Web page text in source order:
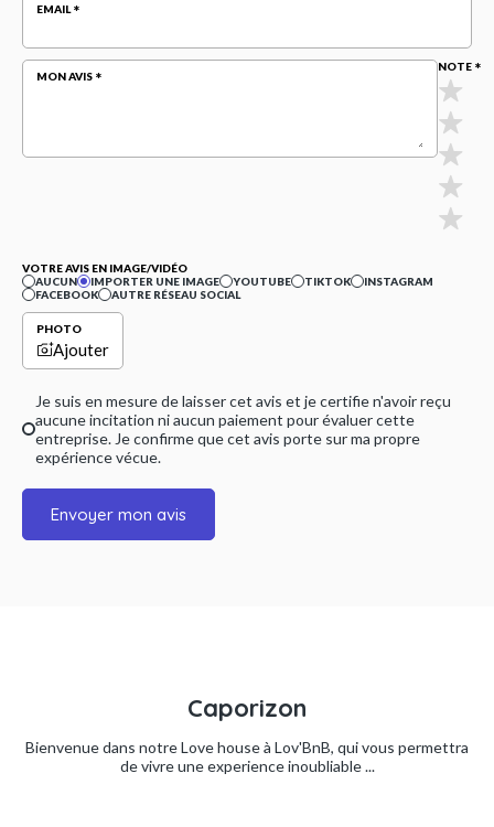
EMAIL
MON AVIS
NOTE
VOTRE AVIS EN IMAGE/VIDÉO
AUCUN
IMPORTER UNE IMAGE YOUTUBE TIKTOK
INSTAGRAM
FACEBOOK
AUTRE RÉSEAU SOCIAL
PHOTO
Ajouter
Je suis en mesure de laisser cet avis et je certifie n'avoir reçu
aucune incitation ni aucun paiement pour évaluer cette
entreprise. Je confirme que cet avis porte sur ma propre
expérience vécue.
Envoyer mon avis
Caporizon
Bienvenue dans notre Love house à Lov'BnB, qui vous permettra
de vivre une experience inoubliable ...